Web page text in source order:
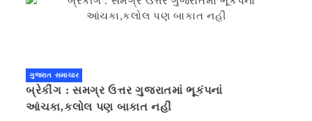
ગુજરાત સમાચાર
બ્રેકીંગ : સમગ્ર ઉત્તર ગુજરાતમાં ભૂકંપનાં
આંચકા,કલોલ પણ બાકાત નહીં